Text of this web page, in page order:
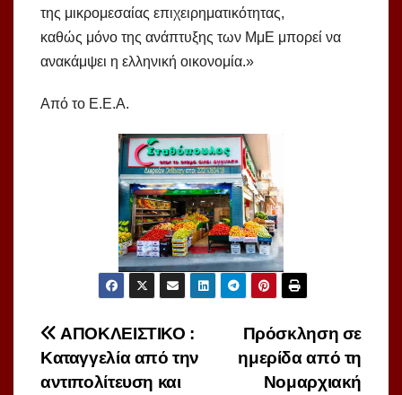
της μικρομεσαίας επιχειρηματικότητας,
καθώς μόνο της ανάπτυξης των ΜμΕ μπορεί να
ανακάμψει η ελληνική οικονομία.»
Από το Ε.Ε.Α.
Πλοήγηση
άρθρων
Πρόσκληση σε
ημερίδα από τη
Νομαρχιακή
ΑΠΟΚΛΕΙΣΤΙΚΟ :
Καταγγελία από την
αντιπολίτευση και